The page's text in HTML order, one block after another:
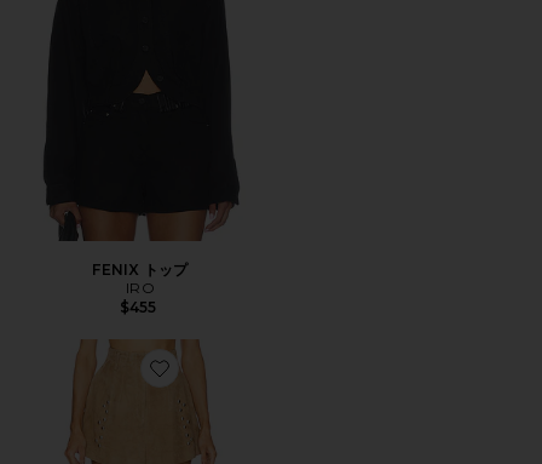
FENIX トップ
IRO
$455
Favorite BOW ショートパンツ